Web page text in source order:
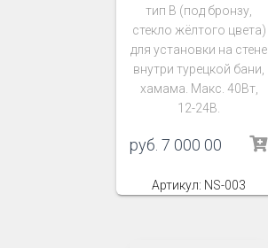
тип В (под бронзу,
стекло жёлтого цвета)
для установки на стене
внутри турецкой бани,
хамама. Макс. 40Вт,
12-24В.
руб. 7 000 00
Артикул: NS-003